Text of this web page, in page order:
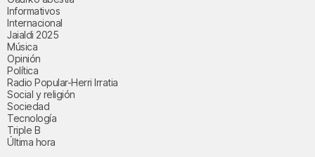
Informativos
Internacional
Jaialdi 2025
Música
Opinión
Política
Radio Popular-Herri Irratia
Social y religión
Sociedad
Tecnología
Triple B
Última hora